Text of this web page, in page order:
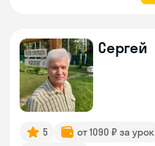
Сергей
5 от 1090 ₽ за урок